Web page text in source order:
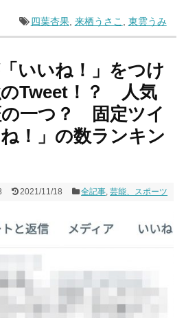
四葉杏果, 来栖うさこ , 東雲うみ
いいね！」をつけ
Tweet！？ 人気
一つ？ 固定ツイ
！」の数ランキン
2021/11/18 全記事,芸能、スポーツ